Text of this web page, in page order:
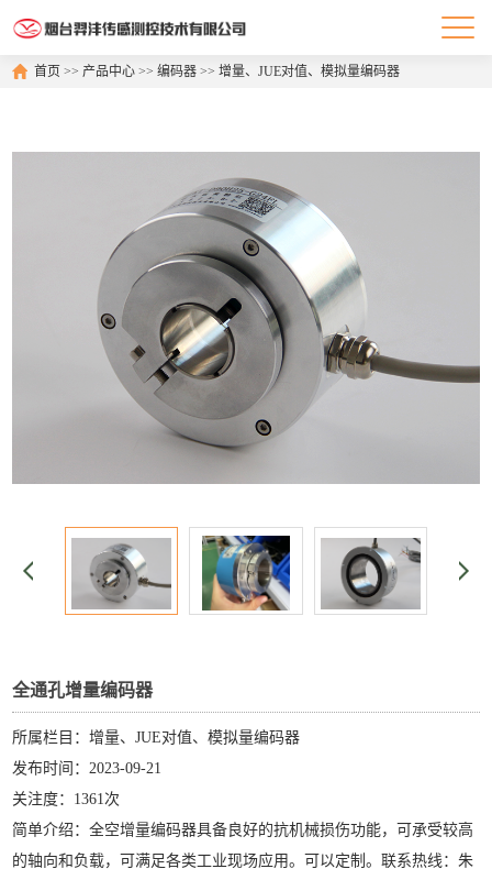
首页 >>产品中心 >>编码器 >>增量、JUE对值、模拟量编码器
全通孔增量编码器
所属栏目：增量、JUE对值、模拟量编码器
发布时间：2023-09-21
关注度：1361次
简单介绍：全空增量编码器具备良好的抗机械损伤功能，可承受较高
的轴向和负载，可满足各类工业现场应用。可以定制。联系热线：朱